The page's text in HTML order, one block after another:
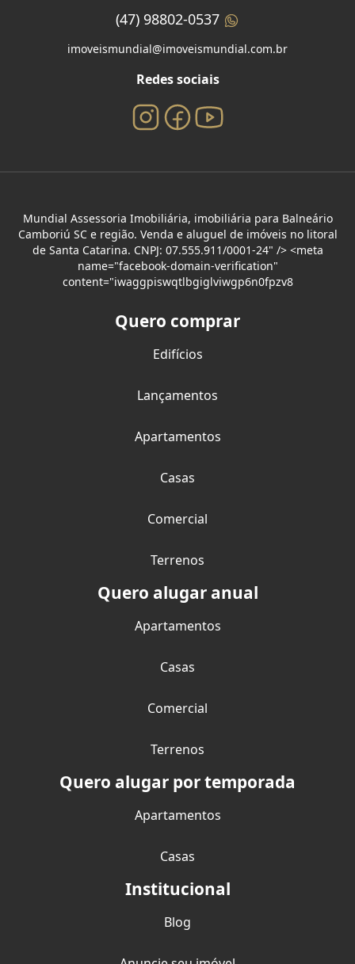
(47) 98802-0537
imoveismundial@imoveismundial.com.br
Redes sociais
Mundial Assessoria Imobiliária, imobiliária para Balneário
Camboriú SC e região. Venda e aluguel de imóveis no litoral
de Santa Catarina. CNPJ: 07.555.911/0001-24" /> <meta
name="facebook-domain-verification"
content="iwaggpiswqtlbgiglviwgp6n0fpzv8
Quero comprar
Edifícios
Lançamentos
Apartamentos
Casas
Comercial
Terrenos
Quero alugar anual
Apartamentos
Casas
Comercial
Terrenos
Quero alugar por temporada
Apartamentos
Casas
Institucional
Blog